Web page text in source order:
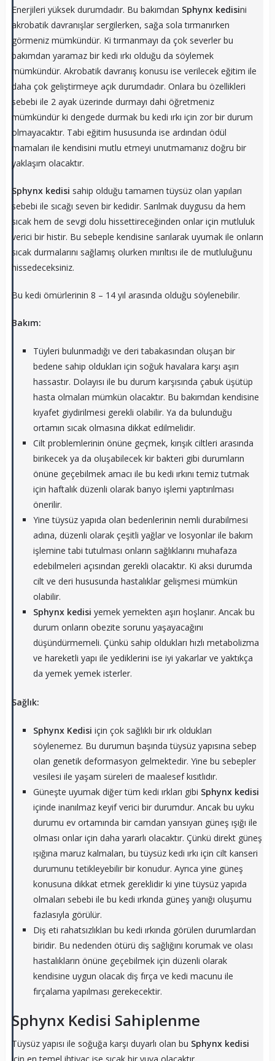
Enerjileri yüksek durumdadır. Bu bakımdan Sphynx kedisini
akrobatik davranışlar sergilerken, sağa sola tırmanırken
görmeniz mümkündür. Ki tırmanmayı da çok severler bu
bakımdan yaramaz bir kedi ırkı olduğu da söylemek
mümkündür. Akrobatik davranış konusu ise verilecek eğitim ile
daha çok geliştirmeye açık durumdadır. Onlara bu özellikleri
sebebi ile 2 ayak üzerinde durmayı dahi öğretmeniz
mümkündür ki dengede durmak bu kedi ırkı için zor bir durum
olmayacaktır. Tabi eğitim hususunda ise ardından ödül
mamaları ile kendisini mutlu etmeyi unutmamanız doğru bir
yaklaşım olacaktır.
Sphynx kedisi sahip olduğu tamamen tüysüz olan yapıları
sebebi ile sıcağı seven bir kedidir. Sarılmak duygusu da hem
sıcak hem de sevgi dolu hissettireceğinden onlar için mutluluk
verici bir histir. Bu sebeple kendisine sarılarak uyumak ile onların
sıcak durmalarını sağlamış olurken mırıltısı ile de mutluluğunu
hissedeceksiniz.
Bu kedi ömürlerinin 8 – 14 yıl arasında olduğu söylenebilir.
Bakım:
Tüyleri bulunmadığı ve deri tabakasından oluşan bir
bedene sahip oldukları için soğuk havalara karşı aşırı
hassastır. Dolayısı ile bu durum karşısında çabuk üşütüp
hasta olmaları mümkün olacaktır. Bu bakımdan kendisine
kıyafet giydirilmesi gerekli olabilir. Ya da bulunduğu
ortamın sıcak olmasına dikkat edilmelidir.
Cilt problemlerinin önüne geçmek, kırışık ciltleri arasında
birikecek ya da oluşabilecek kir bakteri gibi durumların
önüne geçebilmek amacı ile bu kedi ırkını temiz tutmak
için haftalık düzenli olarak banyo işlemi yaptırılması
önerilir.
Yine tüysüz yapıda olan bedenlerinin nemli durabilmesi
adına, düzenli olarak çeşitli yağlar ve losyonlar ile bakım
işlemine tabi tutulması onların sağlıklarını muhafaza
edebilmeleri açısından gerekli olacaktır. Ki aksi durumda
cilt ve deri hususunda hastalıklar gelişmesi mümkün
olabilir.
Sphynx kedisi yemek yemekten aşırı hoşlanır. Ancak bu
durum onların obezite sorunu yaşayacağını
düşündürmemeli. Çünkü sahip oldukları hızlı metabolizma
ve hareketli yapı ile yediklerini ise iyi yakarlar ve yaktıkça
da yemek yemek isterler.
Sağlık:
Sphynx Kedisi için çok sağlıklı bir ırk oldukları
söylenemez. Bu durumun başında tüysüz yapısına sebep
olan genetik deformasyon gelmektedir. Yine bu sebepler
vesilesi ile yaşam süreleri de maalesef kısıtlıdır.
Güneşte uyumak diğer tüm kedi ırkları gibi Sphynx kedisi
içinde inanılmaz keyif verici bir durumdur. Ancak bu uyku
durumu ev ortamında bir camdan yansıyan güneş ışığı ile
olması onlar için daha yararlı olacaktır. Çünkü direkt güneş
ışığına maruz kalmaları, bu tüysüz kedi ırkı için cilt kanseri
durumunu tetikleyebilir bir konudur. Ayrıca yine güneş
konusuna dikkat etmek gereklidir ki yine tüysüz yapıda
olmaları sebebi ile bu kedi ırkında güneş yanığı oluşumu
fazlasıyla görülür.
Diş eti rahatsızlıkları bu kedi ırkında görülen durumlardan
biridir. Bu nedenden ötürü diş sağlığını korumak ve olası
hastalıkların önüne geçebilmek için düzenli olarak
kendisine uygun olacak diş fırça ve kedi macunu ile
fırçalama yapılması gerekecektir.
Sphynx Kedisi Sahiplenme
Tüysüz yapısı ile soğuğa karşı duyarlı olan bu Sphynx kedisi